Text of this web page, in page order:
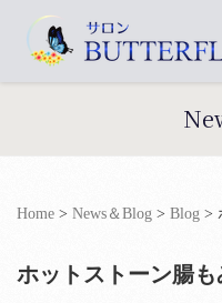
Home > News＆Blog > Blog >
ホットストーン腸も